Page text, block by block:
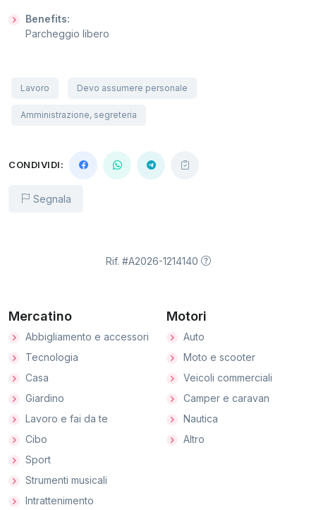
Benefits:
Parcheggio libero
Lavoro Devo assumere personale
Amministrazione, segreteria
CONDIVIDI:
Segnala
Rif. #A2026-1214140
Mercatino
Abbigliamento e accessori
Tecnologia
Casa
Giardino
Lavoro e fai da te
Cibo
Sport
Strumenti musicali
Intrattenimento
Motori
Auto
Moto e scooter
Veicoli commerciali
Camper e caravan
Nautica
Altro